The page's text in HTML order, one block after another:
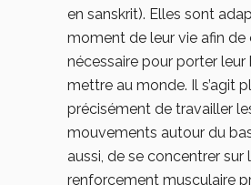
en sanskrit). Elles sont
moment de leur vie afin de
nécessaire pour porter leur
mettre au monde. Il s’agit
précisément de travailler
mouvements autour du
aussi, de se concentrer sur
renforcement musculaire